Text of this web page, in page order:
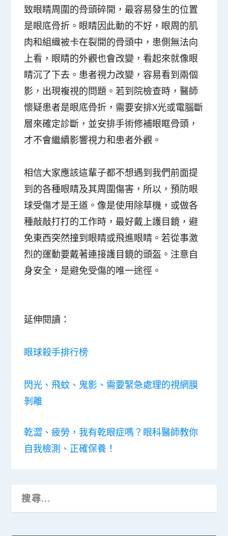
致眼睛周圍的骨頭碎開，最容易發生的位置
是眼底骨折。眼睛因此動的不好，眼周的肌
肉和組織被卡在裂開的骨頭中，患側無法向
上看，眼睛的外觀也會改變，看起來就像眼
睛沉了下去。患者視力改變，容易看到兩個
影，出現複視的問題。若到院檢查時，醫師
懷疑患者是眼底骨折，需要安排X光或電腦斷
層來確定診斷，並安排手術修補眼眶骨頭，
才不會繼續影響視力和患者外觀。
相信大家應該這輩子都不想遇到我們前面提
到的各種眼睛及其周圍傷害，所以，預防眼
球受傷才是王道。像是使用除草機，或做各
種敲敲打打的工作時，最好戴上護目鏡，避
免東西突然撞到眼睛或飛進眼睛。若從事激
烈的運動要戴著連接護目鏡的頭盔。注意自
身安全，是避免受傷的唯一途徑。
延伸閱讀：
眼球殺手排行榜
閃光、飛蚊、鬼影、需要緊急處理的視網膜
剝離
乾澀、疲勞，我有乾眼症嗎？眼科醫師教你
自我檢測、正確保養！